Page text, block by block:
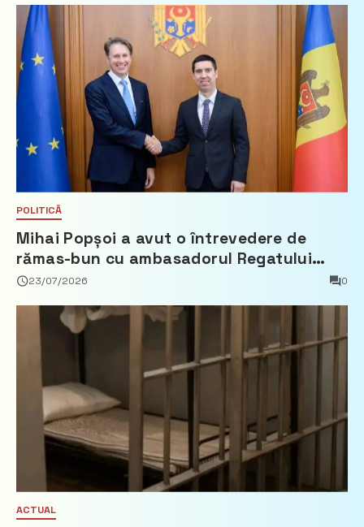
POLITICĂ
Mihai Popșoi a avut o întrevedere de
rămas-bun cu ambasadorul Regatului
Țărilor de Jos, Fred Duijn
23/07/2026 0
ACTUAL